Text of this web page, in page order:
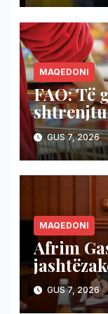
MAQEDONI
FAO: Të
lirua
GUS 7, 2026
MAQEDONI
Afrim
të
tëGUS 7, 2026